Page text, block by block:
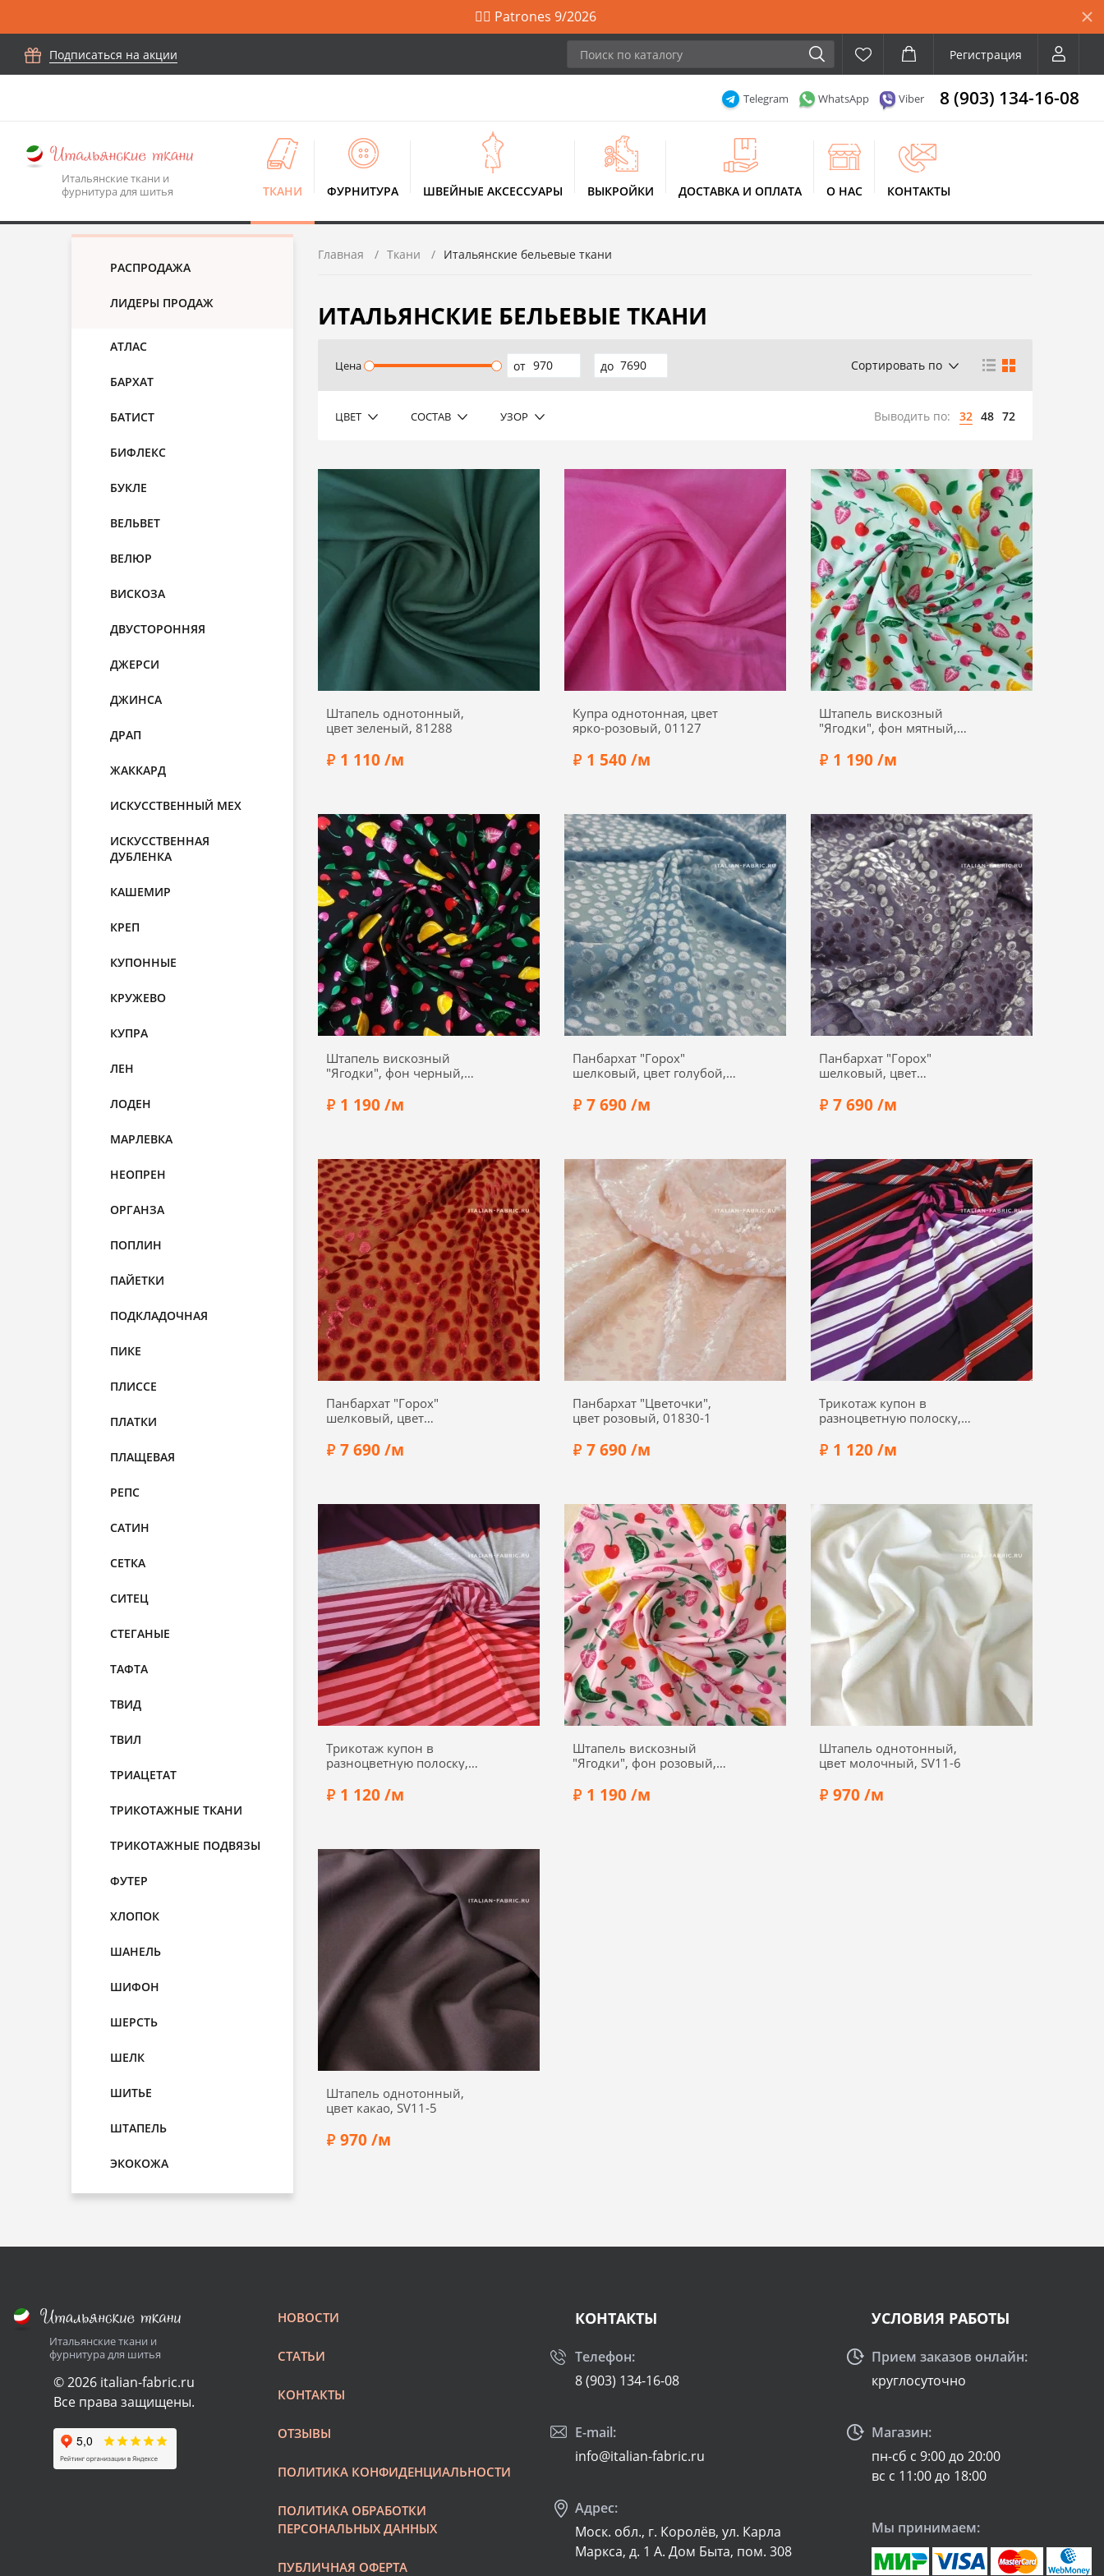
🙋‍♀️ Patrones 9/2026
Подписаться на акции Регистрация
Telegram WhatsApp Viber 8 (903) 134-16-08
Итальянские ткани и
фурнитура для шитья
ТКАНИ ФУРНИТУРА ШВЕЙНЫЕ АКСЕССУАРЫ ВЫКРОЙКИ ДОСТАВКА И ОПЛАТА О НАС КОНТАКТЫ
РАСПРОДАЖА
ЛИДЕРЫ ПРОДАЖ
АТЛАС
БАРХАТ
БАТИСТ
БИФЛЕКС
БУКЛЕ
ВЕЛЬВЕТ
ВЕЛЮР
ВИСКОЗА
ДВУСТОРОННЯЯ
ДЖЕРСИ
ДЖИНСА
ДРАП
ЖАККАРД
ИСКУССТВЕННЫЙ МЕХ
ИСКУССТВЕННАЯ
ДУБЛЕНКА
КАШЕМИР
КРЕП
КУПОННЫЕ
КРУЖЕВО
КУПРА
ЛЕН
ЛОДЕН
МАРЛЕВКА
НЕОПРЕН
ОРГАНЗА
ПОПЛИН
ПАЙЕТКИ
ПОДКЛАДОЧНАЯ
ПИКЕ
ПЛИССЕ
ПЛАТКИ
ПЛАЩЕВАЯ
РЕПС
САТИН
СЕТКА
СИТЕЦ
СТЕГАНЫЕ
ТАФТА
ТВИД
ТВИЛ
ТРИАЦЕТАТ
ТРИКОТАЖНЫЕ ТКАНИ
ТРИКОТАЖНЫЕ ПОДВЯЗЫ
ФУТЕР
ХЛОПОК
ШАНЕЛЬ
ШИФОН
ШЕРСТЬ
ШЕЛК
ШИТЬЕ
ШТАПЕЛЬ
ЭКОКОЖА
Главная Ткани Итальянские бельевые ткани
ИТАЛЬЯНСКИЕ БЕЛЬЕВЫЕ ТКАНИ
Цена Сортировать по
ЦВЕТ СОСТАВ УЗОР Выводить по: 32 48 72
Штапель однотонный,
цвет зеленый, 81288
1 110 /м
Состав:
Вискоза 98%, эластан 2%
Ширина: 140 см
Купра однотонная, цвет
ярко-розовый, 01127
1 540 /м
Состав:
Купра 100%
Ширина: 150 см
Штапель вискозный
"Ягодки", фон мятный,
1 190 /м
Состав:
Вискоза 100%
Ширина: 140 см
Штапель вискозный
"Ягодки", фон черный,
1 190 /м
Состав:
Вискоза 100%
Ширина: 140 см
Панбархат "Горох"
шелковый, цвет голубой,
7 690 /м
Состав:
Шелк 70%, вискоза 30%
Ширина: 140 см
Панбархат "Горох"
шелковый, цвет
7 690 /м
Состав:
Шелк 70%, вискоза 30%
Ширина: 140 см
Панбархат "Горох"
шелковый, цвет
7 690 /м
Состав:
Шелк 70%, вискоза 30%
Ширина:
140 см
Панбархат "Цветочки",
цвет розовый, 01830-1
7 690 /м
Состав:
Шелк 70%, вискоза 30%
Ширина: 138 см
Трикотаж купон в
разноцветную полоску,
1 120 /м
Состав:
Вискоза 98%, эластан 2%
Ширина: 155 см
Трикотаж купон в
разноцветную полоску,
1 120 /м
Состав:
Вискоза 98%, эластан 2%
Ширина:
160 см
Штапель вискозный
"Ягодки", фон розовый,
1 190 /м
Штапель однотонный,
цвет молочный, SV11-6
970 /м
Штапель однотонный,
цвет какао, SV11-5
970 /м
Итальянские ткани и
фурнитура для шитья
© 2026 italian-fabric.ru
Все права защищены.
НОВОСТИ
СТАТЬИ
КОНТАКТЫ
ОТЗЫВЫ
ПОЛИТИКА КОНФИДЕНЦИАЛЬНОСТИ
ПОЛИТИКА ОБРАБОТКИ
ПЕРСОНАЛЬНЫХ ДАННЫХ
ПУБЛИЧНАЯ ОФЕРТА
КОНТАКТЫ
Телефон:
8 (903) 134-16-08
E-mail:
info@italian-fabric.ru
Адрес:
Моск. обл., г. Королёв, ул. Карла
Маркса, д. 1 А. Дом Быта, пом. 308
УСЛОВИЯ РАБОТЫ
Прием заказов онлайн:
круглосуточно
Магазин:
пн-сб с 9:00 до 20:00
вс с 11:00 до 18:00
Мы принимаем: